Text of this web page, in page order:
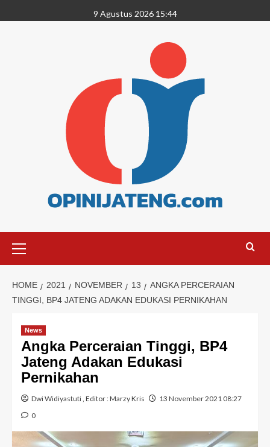
9 Agustus 2026 15:44
HOME 2021 NOVEMBER 13
ANGKA PERCERAIAN
TINGGI, BP4 JATENG ADAKAN EDUKASI PERNIKAHAN
News
Angka Perceraian Tinggi, BP4
Jateng Adakan Edukasi
Pernikahan
Dwi Widiyastuti, Editor :Marzy Kris
13 November 2021 08:27
0